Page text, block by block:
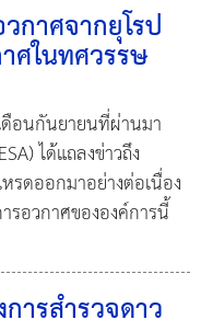
กาศจากยุโรป
ศในทศวรรษ
ดือนกันยายนที่ผ่านมา
ได้แถลงข่าวถึง
รดออกมาอย่างต่อเนื่อง
รอวกาศขององค์การนี้